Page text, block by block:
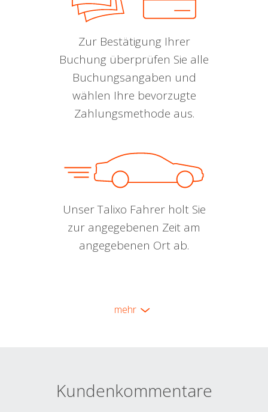
Zur Bestätigung Ihrer
Buchung überprüfen Sie alle
Buchungsangaben und
wählen Ihre bevorzugte
Zahlungsmethode aus.
Unser Talixo Fahrer holt Sie
zur angegebenen Zeit am
angegebenen Ort ab.
mehr
Kundenkommentare